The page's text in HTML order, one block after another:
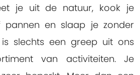
je uit de natuur, kook je
en slaap je zonder
slechts een greep uit ons
van activiteiten. Je